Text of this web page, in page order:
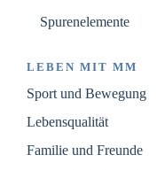
Spurenelemente
LEBEN MIT MM
Sport und Bewegung
Lebensqualität
Familie und Freunde